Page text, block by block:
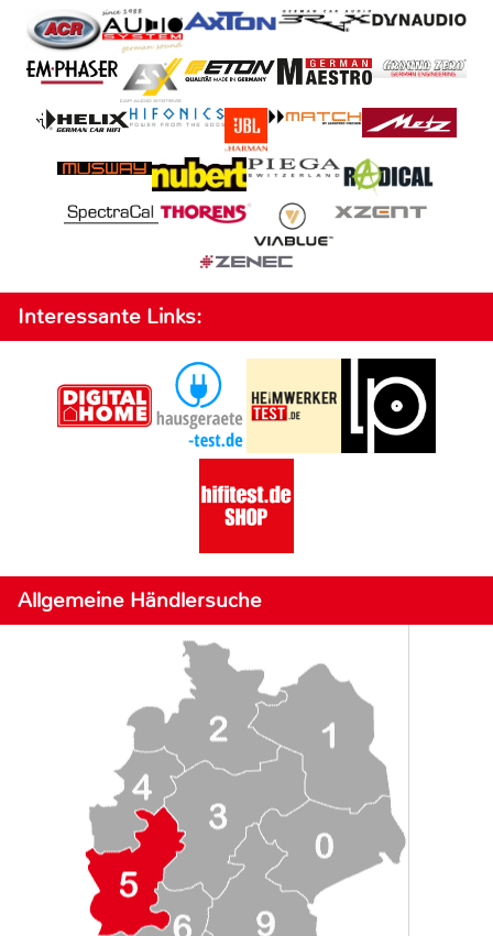
Interessante Links:
Allgemeine Händlersuche